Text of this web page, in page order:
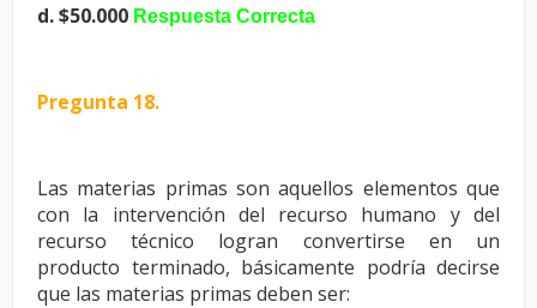
d. $50.000 Respuesta Correcta
Pregunta 18.
Las materias primas son aquellos elementos que
con la intervención del recurso humano y del
recurso técnico logran convertirse en un
producto terminado, básicamente podría decirse
que las materias primas deben ser: